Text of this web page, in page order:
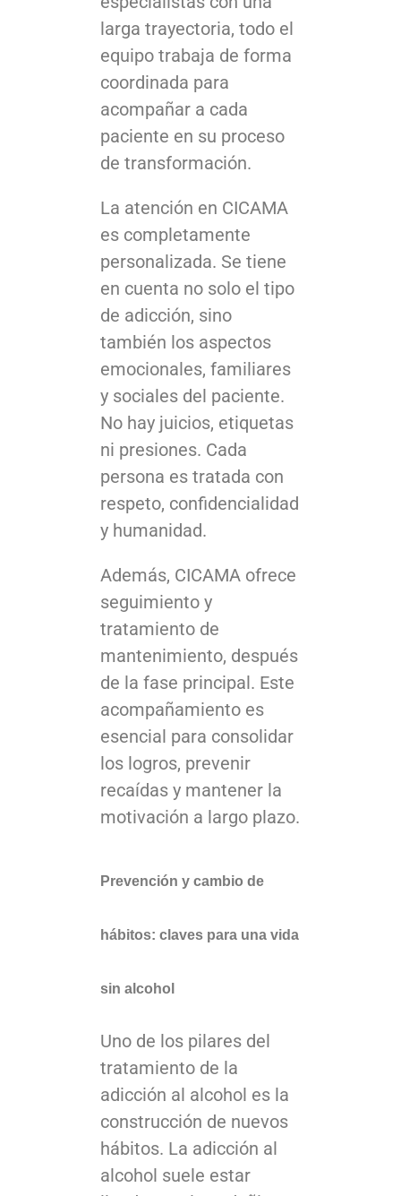
larga trayectoria, todo el
equipo trabaja de forma
coordinada para
acompañar a cada
paciente en su proceso
de transformación.
La atención en CICAMA
es completamente
personalizada. Se tiene
en cuenta no solo el tipo
de adicción, sino
también los aspectos
emocionales, familiares
y sociales del paciente.
No hay juicios, etiquetas
ni presiones. Cada
persona es tratada con
respeto, confidencialidad
y humanidad.
Además, CICAMA ofrece
seguimiento y
tratamiento de
mantenimiento, después
de la fase principal. Este
acompañamiento es
esencial para consolidar
los logros, prevenir
recaídas y mantener la
motivación a largo plazo.
Prevención y cambio de
hábitos: claves para una vida
sin alcohol
Uno de los pilares del
tratamiento de la
adicción al alcohol es la
construcción de nuevos
hábitos. La adicción al
alcohol suele estar